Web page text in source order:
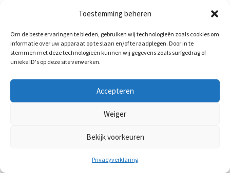
Toestemming beheren
Om de beste ervaringen te bieden, gebruiken wij technologieën zoals cookies om
informatie over uw apparaat op te slaan en/of te raadplegen. Door in te
stemmen met deze technologieën kunnen wij gegevens zoals surfgedrag of
unieke ID's op deze site verwerken.
Accepteren
Weiger
Bekijk voorkeuren
Privacyverklaring
dakspecialist

20+